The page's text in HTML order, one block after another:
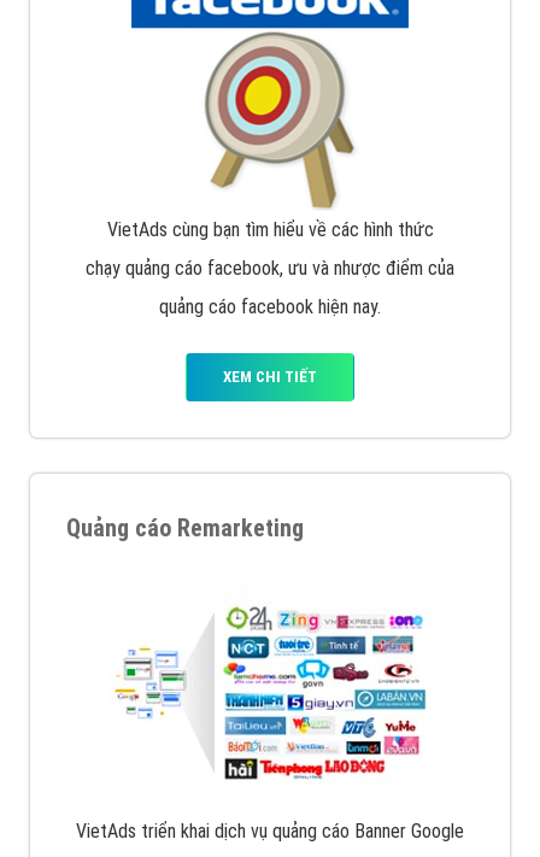
VietAds cùng bạn tìm hiểu về các hình thức
chạy quảng cáo facebook, ưu và nhược điểm của
quảng cáo facebook hiện nay.
XEM CHI TIẾT
Quảng cáo Remarketing
VietAds triển khai dịch vụ quảng cáo Banner Google